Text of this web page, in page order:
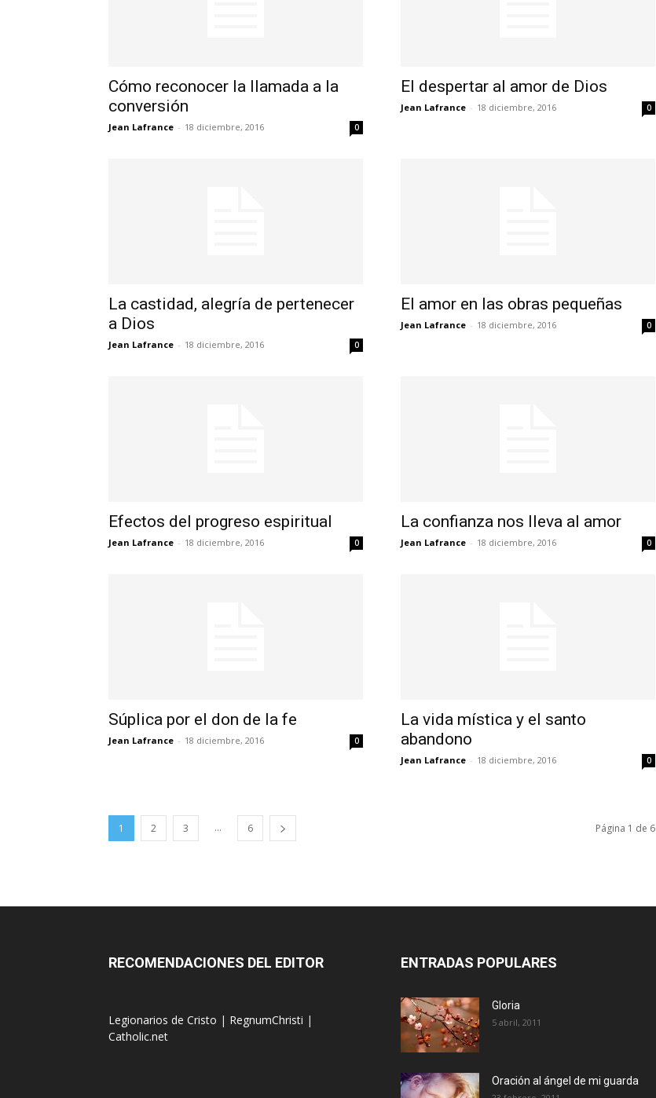
Cómo reconocer la llamada a la
conversión
Jean Lafrance - 18 diciembre, 2016 0
El despertar al amor de Dios
Jean Lafrance - 18 diciembre, 2016 0
La castidad, alegría de pertenecer
a Dios
Jean Lafrance - 18 diciembre, 2016 0
El amor en las obras pequeñas
Jean Lafrance - 18 diciembre, 2016 0
Efectos del progreso espiritual
Jean Lafrance - 18 diciembre, 2016 0
La confianza nos lleva al amor
Jean Lafrance - 18 diciembre, 2016 0
Súplica por el don de la fe
Jean Lafrance - 18 diciembre, 2016 0
La vida mística y el santo
abandono
Jean Lafrance - 18 diciembre, 2016 0
1 2 3 ... 6 Página 1 de 6
RECOMENDACIONES DEL EDITOR
Legionarios de Cristo | RegnumChristi |
Catholic.net
ENTRADAS POPULARES
Gloria
5 abril, 2011
Oración al ángel de mi guarda